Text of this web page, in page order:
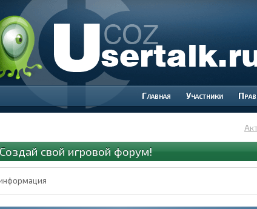
Участники
свой игровой форум!